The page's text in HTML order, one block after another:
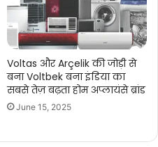
Voltas और Arçelik की जोड़ी से
बना Voltbek बना इंडिया का
सबसे तेज़ बढ़ता होम अप्लायंसे ब्रांड
June 15, 2025